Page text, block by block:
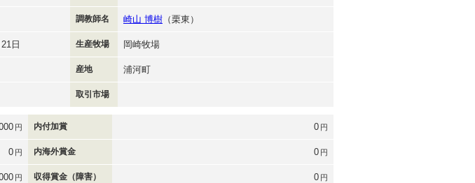
調教師名 崎山 博樹 （栗東）
日 生産牧場 岡崎牧場
産地 浦河町
取引市場
円 内付加賞 0 円
0 円 内海外賞金 0 円
円 収得賞金（障害） 0 円